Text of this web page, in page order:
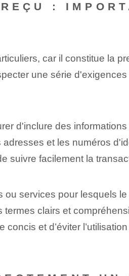
:
car il constitue la
une série
d'inclure des
et les numéros
suivre facilement la
services pour lesquels
termes clairs et
et d’éviter l’utilisation